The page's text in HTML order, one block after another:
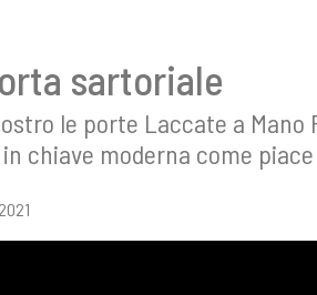
sartoriale
le porte Laccate a
chiave moderna come piace